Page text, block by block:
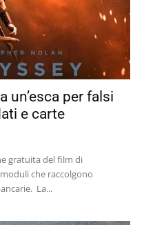
un’esca per falsi
e carte
gratuita del film di
che raccolgono
credenziali personali e informazioni bancarie. La...